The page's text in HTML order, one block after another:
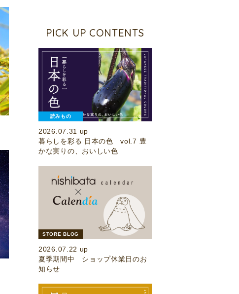
PICK UP CONTENTS
読みもの
2026.07.31 up
暮らしを彩る 日本の色 vol.7 豊
かな実りの、おいしい色
STORE BLOG
2026.07.22 up
夏季期間中 ショップ休業日のお
知らせ